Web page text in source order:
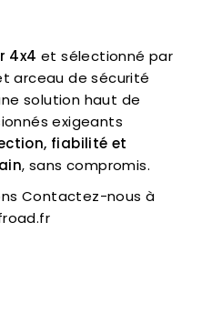
4x4 et sélectionné par
arceau de sécurité
solution haut de
exigeants
fiabilité et
, sans compromis.
Contactez-nous à